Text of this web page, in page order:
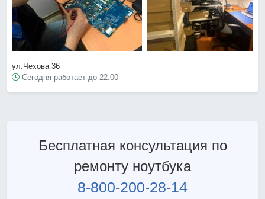
ул.Чехова 36
Сегодня работает до 22:00
Бесплатная консультация по
ремонту ноутбука
8-800-200-28-14